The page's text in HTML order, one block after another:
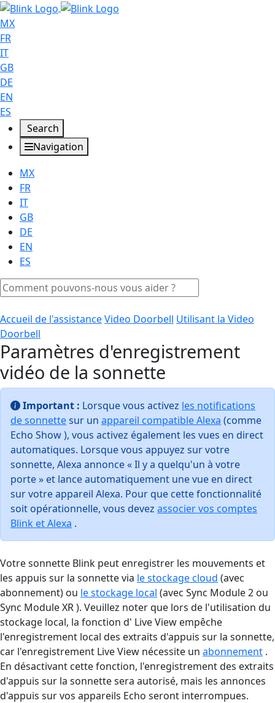
MX
FR
IT
GB
DE
EN
ES
Search
Navigation
MX
FR
IT
GB
DE
EN
ES
Accueil de l'assistanceVideo Doorbell Utilisant la Video
Doorbell
Paramètres d'enregistrement
vidéo de la sonnette
Important : Lorsque vous activez les notifications
de sonnettesur un appareil compatible Alexa (comme
Echo Show ), vous activez également les vues en direct
automatiques. Lorsque vous appuyez sur votre
sonnette, Alexa annonce « Il y a quelqu'un à votre
porte » et lance automatiquement une vue en direct
sur votre appareil Alexa. Pour que cette fonctionnalité
soit opérationnelle, vous devez associer vos comptes
Blink et Alexa .
Votre sonnette Blink peut enregistrer les mouvements et
les appuis sur la sonnette via le stockage cloud (avec
abonnement) ou le stockage local (avec Sync Module 2 ou
Sync Module XR ). Veuillez noter que lors de l'utilisation du
stockage local, la fonction d' Live View empêche
l'enregistrement local des extraits d'appuis sur la sonnette,
car l'enregistrement Live View nécessite un abonnement .
En désactivant cette fonction, l'enregistrement des extraits
d'appuis sur la sonnette sera autorisé, mais les annonces
d'appuis sur vos appareils Echo seront interrompues.